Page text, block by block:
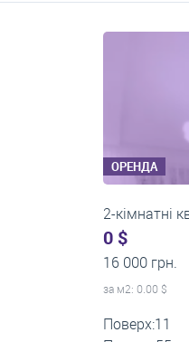
ОРЕНДА
2-кімнатні
0 $
14 000 грн.
за м2: 0.00 $
Поверх:5